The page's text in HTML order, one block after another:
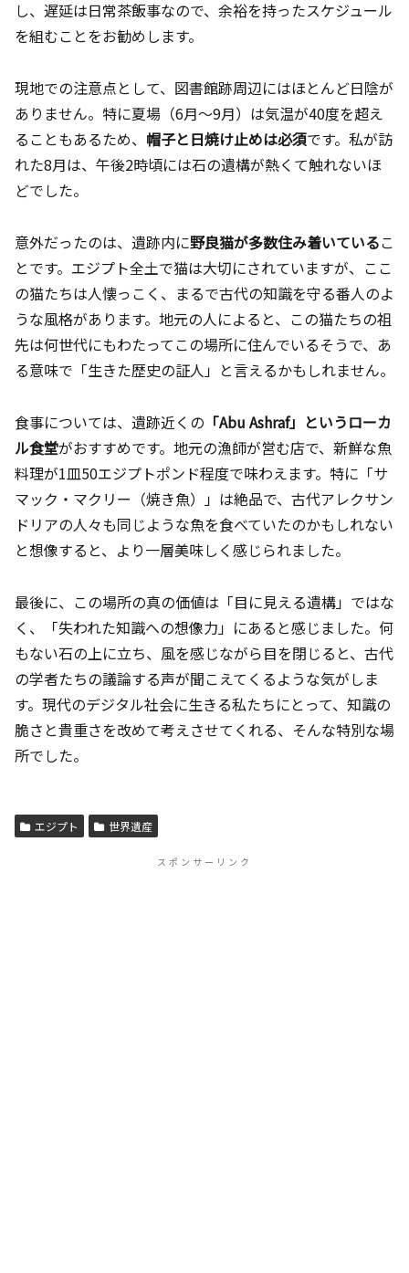
し、遅延は日常茶飯事なので、余裕を持ったスケジュール
を組むことをお勧めします。
現地での注意点として、図書館跡周辺にはほとんど日陰が
ありません。特に夏場（6月〜9月）は気温が40度を超え
ることもあるため、 帽子と日焼け止めは必須です。私が訪
れた8月は、午後2時頃には石の遺構が熱くて触れないほ
どでした。
意外だったのは、遺跡内に野良猫が多数住み着いているこ
とです。エジプト全土で猫は大切にされていますが、ここ
の猫たちは人懐っこく、まるで古代の知識を守る番人のよ
うな風格があります。地元の人によると、この猫たちの祖
先は何世代にもわたってこの場所に住んでいるそうで、あ
る意味で「生きた歴史の証人」と言えるかもしれません。
食事については、遺跡近くの 「Abu Ashraf」というローカ
ル食堂がおすすめです。地元の漁師が営む店で、新鮮な魚
料理が1皿50エジプトポンド程度で味わえます。特に「サ
マック・マクリー（焼き魚）」は絶品で、古代アレクサン
ドリアの人々も同じような魚を食べていたのかもしれない
と想像すると、より一層美味しく感じられました。
最後に、この場所の真の価値は「目に見える遺構」ではな
く、「失われた知識への想像力」にあると感じました。何
もない石の上に立ち、風を感じながら目を閉じると、古代
の学者たちの議論する声が聞こえてくるような気がしま
す。現代のデジタル社会に生きる私たちにとって、知識の
脆さと貴重さを改めて考えさせてくれる、そんな特別な場
所でした。
エジプト 世界遺産
スポンサーリンク